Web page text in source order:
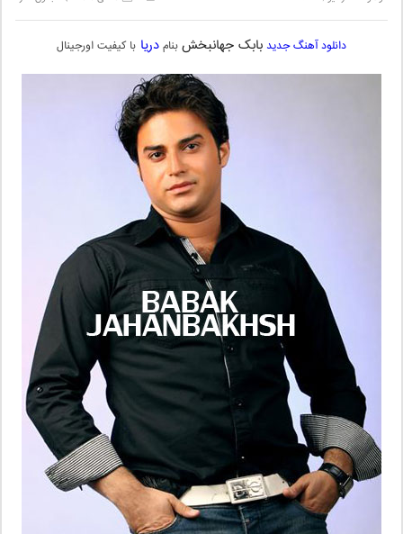
دانلود آهنگ جدید بابک جهانبخشبنامدریا با کیفیت اورجینال